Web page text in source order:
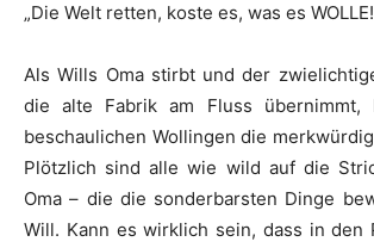
„Die Welt retten, koste es, was es WOLLE!
Als Wills Oma stirbt und der
die alte Fabrik am Fluss übernimmt,
beschaulichen Wollingen die
Plötzlich sind alle wie wild auf die
Oma – die die sonderbarsten Dinge
Will. Kann es wirklich sein, dass in den